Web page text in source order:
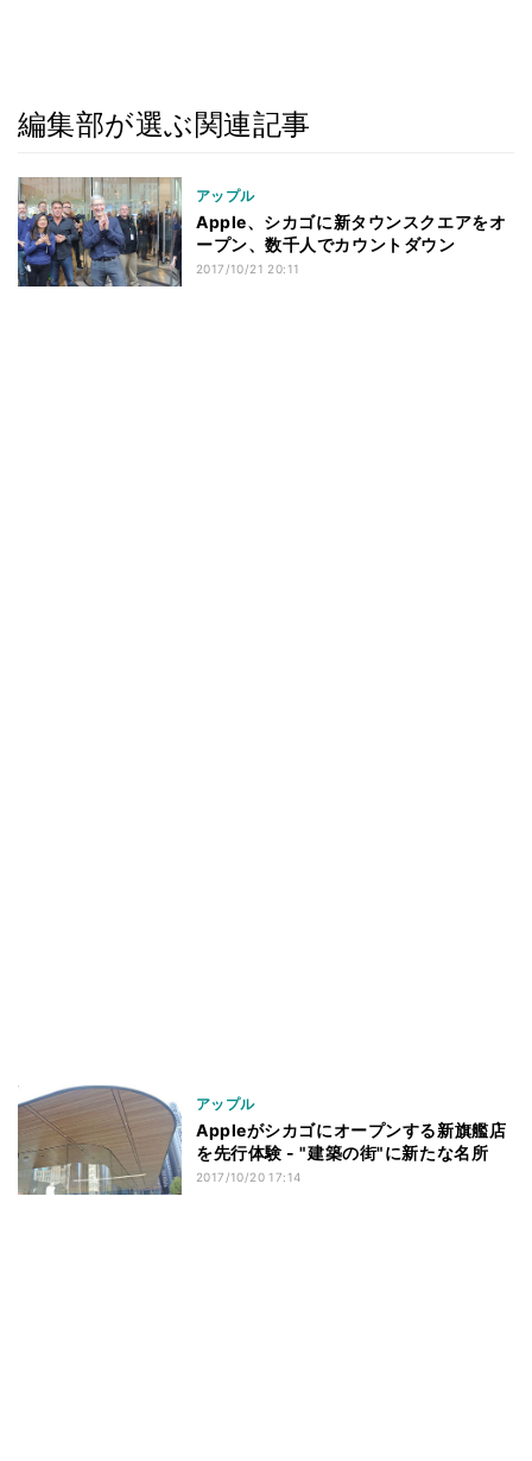
編集部が選ぶ関連記事
アップル
Apple、シカゴに新タウンスクエアをオ
ープン、数千人でカウントダウン
2017/10/21 20:11
アップル
Appleがシカゴにオープンする新旗艦店
を先行体験 - "建築の街"に新たな名所
2017/10/20 17:14